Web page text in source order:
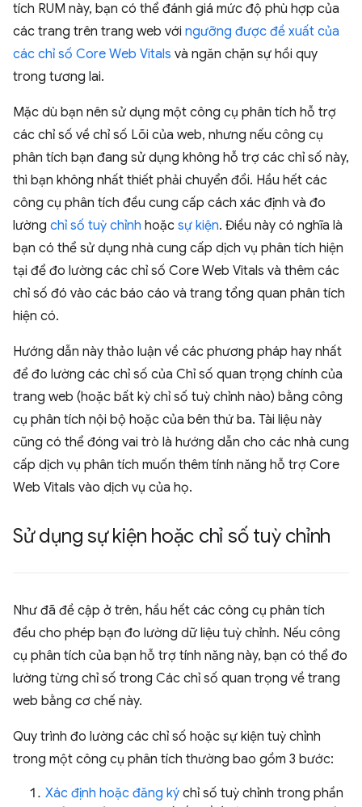
tích RUM này, bạn có thể đánh giá mức độ phù hợp của
các trang trên trang web với ngưỡng được đề xuất của
các chỉ số Core Web Vitals và ngăn chặn sự hồi quy
trong tương lai.
Mặc dù bạn nên sử dụng một công cụ phân tích hỗ trợ
các chỉ số về chỉ số Lõi của web, nhưng nếu công cụ
phân tích bạn đang sử dụng không hỗ trợ các chỉ số này,
thì bạn không nhất thiết phải chuyển đổi. Hầu hết các
công cụ phân tích đều cung cấp cách xác định và đo
lường chỉ số tuỳ chỉnh hoặc sự kiện. Điều này có nghĩa là
bạn có thể sử dụng nhà cung cấp dịch vụ phân tích hiện
tại để đo lường các chỉ số Core Web Vitals và thêm các
chỉ số đó vào các báo cáo và trang tổng quan phân tích
hiện có.
Hướng dẫn này thảo luận về các phương pháp hay nhất
để đo lường các chỉ số của Chỉ số quan trọng chính của
trang web (hoặc bất kỳ chỉ số tuỳ chỉnh nào) bằng công
cụ phân tích nội bộ hoặc của bên thứ ba. Tài liệu này
cũng có thể đóng vai trò là hướng dẫn cho các nhà cung
cấp dịch vụ phân tích muốn thêm tính năng hỗ trợ Core
Web Vitals vào dịch vụ của họ.
Sử dụng sự kiện hoặc chỉ số tuỳ chỉnh
Như đã đề cập ở trên, hầu hết các công cụ phân tích
đều cho phép bạn đo lường dữ liệu tuỳ chỉnh. Nếu công
cụ phân tích của bạn hỗ trợ tính năng này, bạn có thể đo
lường từng chỉ số trong Các chỉ số quan trọng về trang
web bằng cơ chế này.
Quy trình đo lường các chỉ số hoặc sự kiện tuỳ chỉnh
trong một công cụ phân tích thường bao gồm 3 bước:
Xác định hoặc đăng ký chỉ số tuỳ chỉnh trong phần